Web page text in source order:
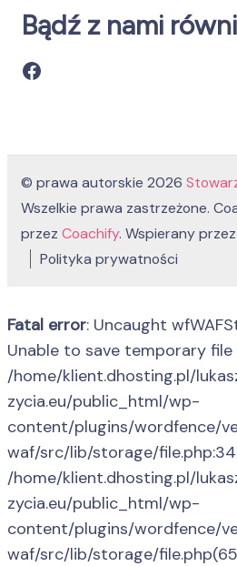
Bądź z nami
Facebook
© prawa autorskie 2026
Wszelkie prawa zastrzeżone.
przez Coachify. Wspierany przez
Polityka prywatności
Fatal error: Uncaught
Unable to save temporary
/home/klient.dhosting.pl/
zycia.eu/public_html/wp-
content/plugins/wordfence/
waf/src/lib/storage/
/home/klient.dhosting.pl/
zycia.eu/public_html/wp-
content/plugins/wordfence/
waf/src/lib/storage/